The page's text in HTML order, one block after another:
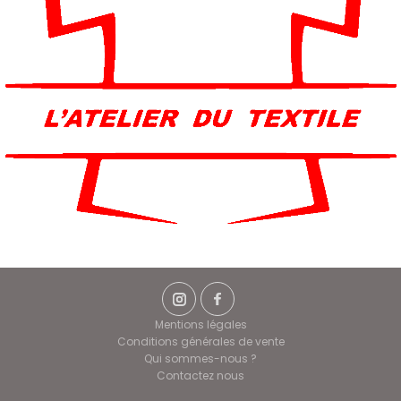
Mentions légales
Conditions générales de vente
Qui sommes-nous ?
Contactez nous